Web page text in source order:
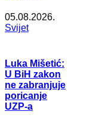
05.08.2026.
Svijet
Luka Mišetić:
U BiH zakon
ne zabranjuje
poricanje
UZP-a